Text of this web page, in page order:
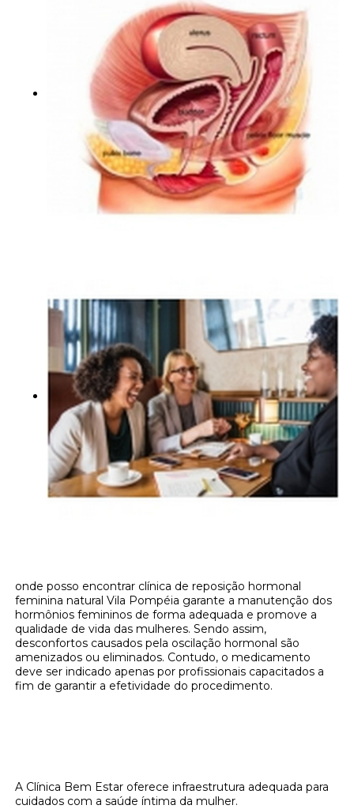
onde posso encontrar clínica de reposição hormonal
feminina natural Vila Pompéia garante a manutenção dos
hormônios femininos de forma adequada e promove a
qualidade de vida das mulheres. Sendo assim,
desconfortos causados pela oscilação hormonal são
amenizados ou eliminados. Contudo, o medicamento
deve ser indicado apenas por profissionais capacitados a
fim de garantir a efetividade do procedimento.
A Clínica Bem Estar oferece infraestrutura adequada para
cuidados com a saúde íntima da mulher.